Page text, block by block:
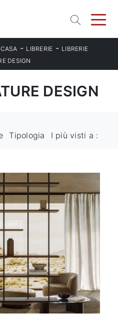
- LIBRERIE - LIBRERIE
DESIGN
DESIGN
Tipologia I più visti a :